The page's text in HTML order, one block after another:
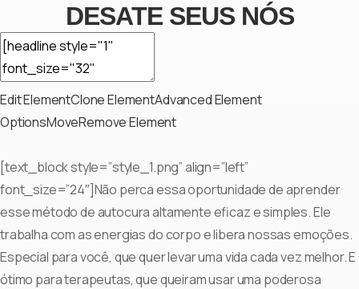
DESATE SEUS NÓS
Edit ElementClone ElementAdvanced Element
OptionsMoveRemove Element
[text_block style=”style_1.png” align=”left”
font_size=”24″]Não perca essa oportunidade de aprender
esse método de autocura altamente eficaz e simples. Ele
trabalha com as energias do corpo e libera nossas emoções.
Especial para você, que quer levar uma vida cada vez melhor. E
ótimo para terapeutas, que queiram usar uma poderosa